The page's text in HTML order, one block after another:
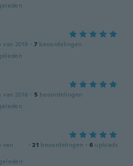
van 2019 · 7 beoordelingen
van 2016 · 5 beoordelingen
van
· 21 beoordelingen · 6 uploads